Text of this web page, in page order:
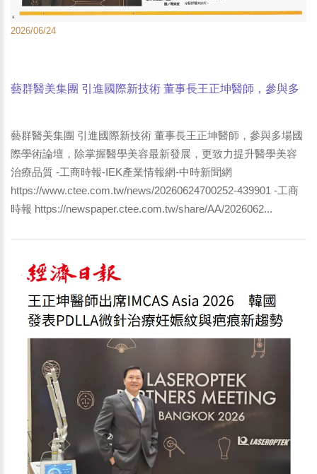
2026/06/24
藝群醫美集團 引進國際新技術 董事長王正坤醫師，參與多
藝群醫美集團 引進國際新技術 董事長王正坤醫師，參與多場國
際學術論壇，除掌握醫學美容最新發展，更致力提升醫學美容
治療品質 -工商時報-IEK產業情報網-中時新聞網
https://www.ctee.com.tw/news/20260624700252-439901 -工商
時報 https://newspaper.ctee.com.tw/share/AA/2026062...